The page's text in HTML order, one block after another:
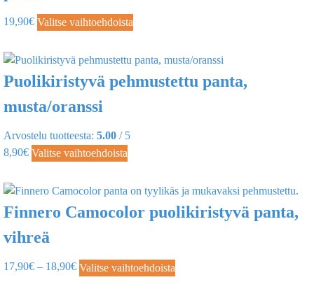
19,90€ Valitse vaihtoehdoista
Puolikiristyvä pehmustettu panta,
musta/oranssi
Arvostelu tuotteesta: 5.00 / 5
8,90€ Valitse vaihtoehdoista
Finnero Camocolor puolikiristyvä panta,
vihreä
17,90€ – 18,90€ Valitse vaihtoehdoista